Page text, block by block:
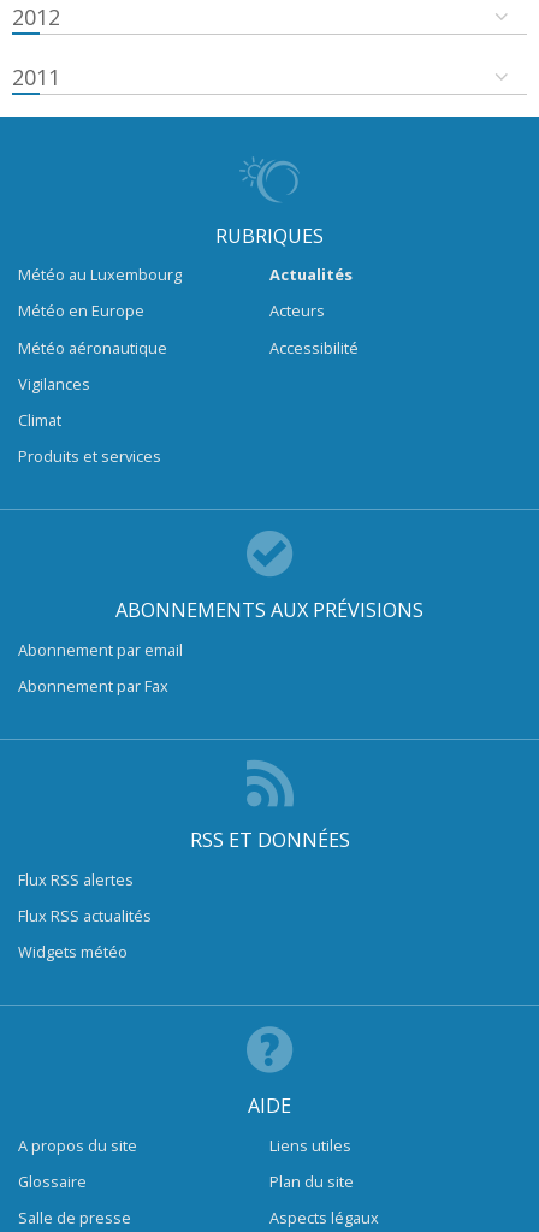
2012
2011
RUBRIQUES
Météo au Luxembourg
Météo en Europe
Météo aéronautique
Vigilances
Climat
Produits et services
Actualités
Acteurs
Accessibilité
ABONNEMENTS AUX PRÉVISIONS
Abonnement par email
Abonnement par Fax
RSS ET DONNÉES
Flux RSS alertes
Flux RSS actualités
Widgets météo
AIDE
A propos du site
Glossaire
Salle de presse
Liens utiles
Plan du site
Aspects légaux